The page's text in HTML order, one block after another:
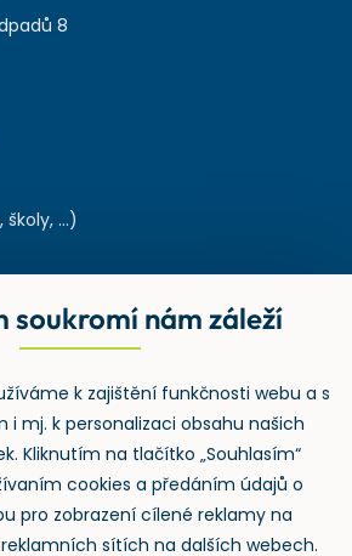
8
...)
zkratek v odpadech
soukromí nám záleží
k zajištění funkčnosti webu a s
i mj. k personalizaci obsahu našich
Kliknutím na tlačítko „Souhlasím“
cookies a předáním údajů o
pro zobrazení cílené reklamy na
sítích na dalších webech.